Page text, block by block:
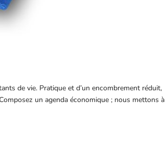
de vie. Pratique et d’un encombrement réduit,
un agenda économique ; nous mettons à